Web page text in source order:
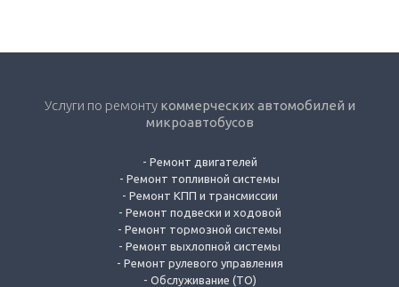
Услуги по ремонту коммерческих автомобилей и
микроавтобусов
- Ремонт двигателей
- Ремонт топливной системы
- Ремонт КПП и трансмиссии
- Ремонт подвески и ходовой
- Ремонт тормозной системы
- Ремонт выхлопной системы
- Ремонт рулевого управления
- Обслуживание (ТО)